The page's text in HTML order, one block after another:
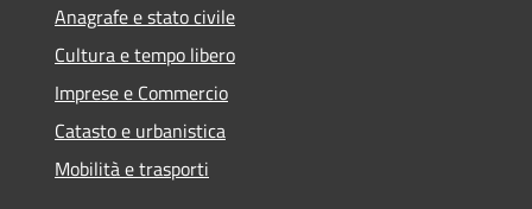
Anagrafe e stato civile
Cultura e tempo libero
Imprese e Commercio
Catasto e urbanistica
Mobilità e trasporti